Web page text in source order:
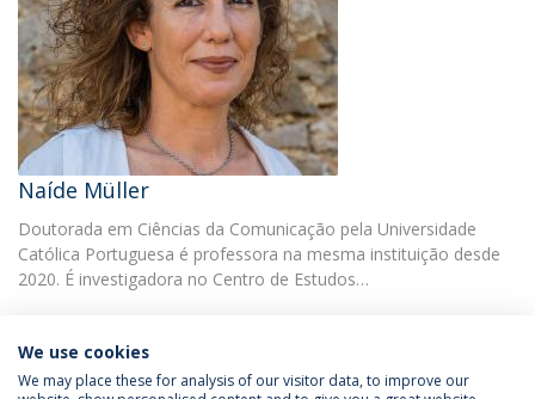
Naíde Müller
Doutorada em Ciências da Comunicação pela Universidade
Católica Portuguesa é professora na mesma instituição desde
2020. É investigadora no Centro de Estudos…
We use cookies
We may place these for analysis of our visitor data, to improve our